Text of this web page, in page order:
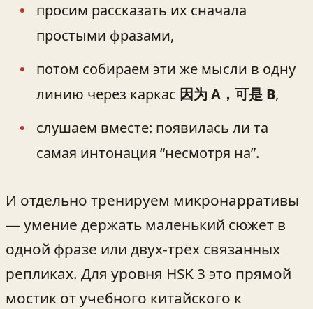
просим рассказать их сначала
простыми фразами,
потом собираем эти же мысли в одну
линию через каркас 因为 A，可是 B,
слушаем вместе: появилась ли та
самая интонация “несмотря на”.
И отдельно тренируем микронарративы
— умение держать маленький сюжет в
одной фразе или двух-трёх связанных
репликах. Для уровня HSK 3 это прямой
мостик от учебного китайского к